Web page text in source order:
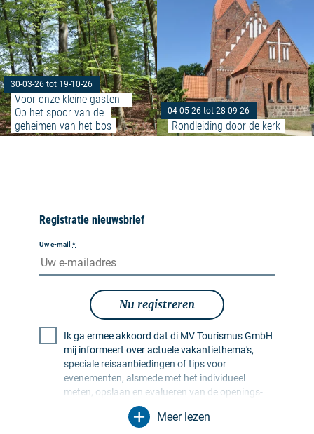
30-03-26 tot 19-10-26
Voor onze kleine gasten -
Op het spoor van de
geheimen van het bos
04-05-26 tot 28-09-26
Rondleiding door de kerk
Registratie nieuwsbrief
Uw e-mail *
Nu registreren
Ik ga ermee akkoord dat di MV Tourismus GmbH
mij informeert over actuele vakantiethema's,
speciale reisaanbiedingen of tips voor
evenementen, alsmede met het individueel
meten, opslaan en evalueren van de openings-
en klikfrequentie in ontvangerprofielen ten
behoeve van de vormgeving van toekomstige
Meer lezen